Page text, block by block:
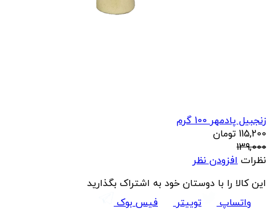
زنجبیل پادمهر 100 گرم
115,200 تومان
139,000
نظرات افزودن نظر
این کالا را با دوستان خود به اشتراک بگذارید
واتساپ
توییتر
فیس بوک